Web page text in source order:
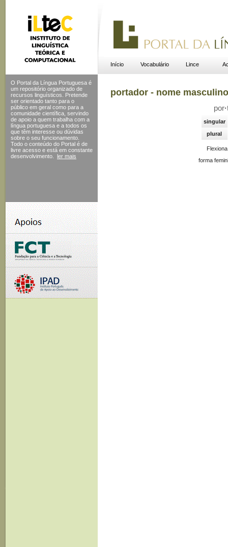
Início Vocabulário Lince
O Portal da Língua Portuguesa é
um repositório organizado de
recursos linguísticos. Pretende
ser orientado tanto para o
público em geral como para a
comunidade científica, servindo
de apoio a quem trabalha com a
língua portuguesa e a todos os
que têm interesse ou dúvidas
sobre o seu funcionamento.
Todo o conteúdo do Portal é de
livre acesso e está em constante
desenvolvimento.
ler mais
portador - nome masculino
por·
singular
plural
forma